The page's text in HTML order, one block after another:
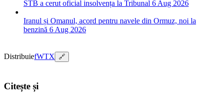
STB a cerut oficial insolvența la Tribunal 6 Aug 2026
Iranul și Omanul, acord pentru navele din Ormuz, noi la
benzină 6 Aug 2026
DistribuiefWTX 🔗
Citește și